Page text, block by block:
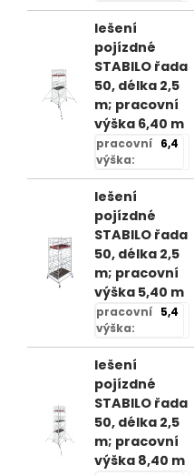
lešení
pojízdné
STABILO řada
50, délka 2,5
m; pracovní
výška 6,40 m
pracovní
výška:
6,4
lešení
pojízdné
STABILO řada
50, délka 2,5
m; pracovní
výška 5,40 m
pracovní
výška:
5,4
lešení
pojízdné
STABILO řada
50, délka 2,5
m; pracovní
výška 8,40 m